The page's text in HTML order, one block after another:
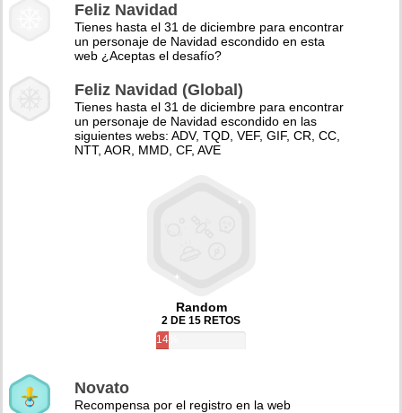
Feliz Navidad
Tienes hasta el 31 de diciembre para encontrar
un personaje de Navidad escondido en esta
web ¿Aceptas el desafío?
Feliz Navidad (Global)
Tienes hasta el 31 de diciembre para encontrar
un personaje de Navidad escondido en las
siguientes webs: ADV, TQD, VEF, GIF, CR, CC,
NTT, AOR, MMD, CF, AVE
Random
2 DE 15 RETOS
14%
Novato
Recompensa por el registro en la web